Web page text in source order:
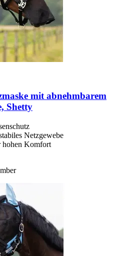
mit abnehmbarem
Shetty
Netzgewebe
hohen Komfort